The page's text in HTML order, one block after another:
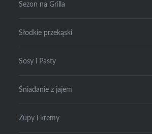
Sezon na Grilla
Słodkie przekąski
Sosy i Pasty
Śniadanie z jajem
Zupy i kremy